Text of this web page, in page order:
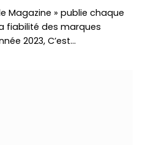
Magazine » publie chaque
fiabilité des marques
2023, C’est…